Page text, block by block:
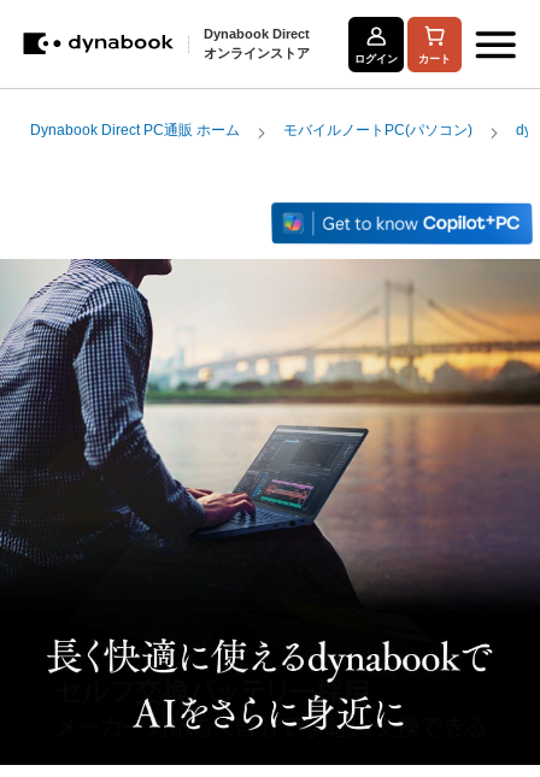
Dynabook Direct
オンラインストア
ツ
ス
キ
ッ
プ
ログイン カート
Dynabook Direct PC通販 ホーム モバイルノートPC(パソコン)